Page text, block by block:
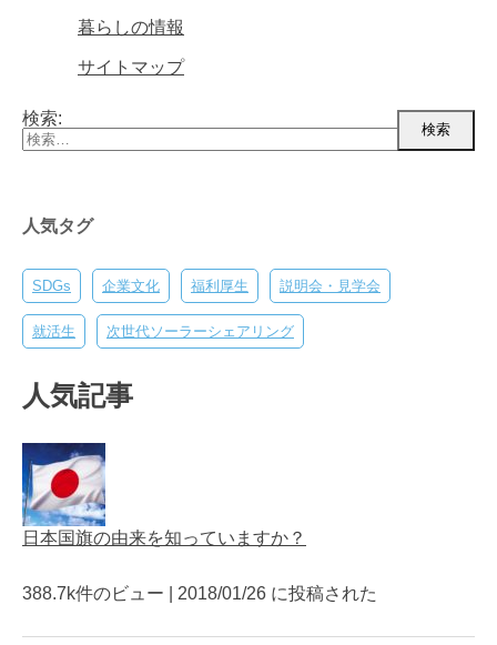
暮らしの情報
サイトマップ
検索:
人気タグ
SDGs 企業文化 福利厚生 説明会・見学会
就活生 次世代ソーラーシェアリング
人気記事
日本国旗の由来を知っていますか？
388.7k件のビュー 2018/01/26 に投稿された